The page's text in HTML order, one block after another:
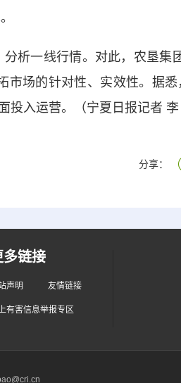
析一线行情。对此，农垦集
市场的针对性、实效性。据
入运营。（宁夏日报记者 李
分享：
多链接
声明 友情链接
有害信息举报专区